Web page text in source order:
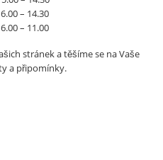
– 14.30
– 11.00
stránek a těšíme se na Vaše
a připomínky.